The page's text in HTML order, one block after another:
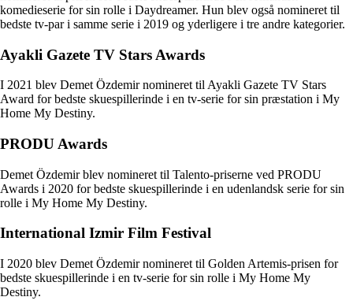
komedieserie for sin rolle i Daydreamer. Hun blev også nomineret til
bedste tv-par i samme serie i 2019 og yderligere i tre andre kategorier.
Ayakli Gazete TV Stars Awards
I 2021 blev Demet Özdemir nomineret til Ayakli Gazete TV Stars
Award for bedste skuespillerinde i en tv-serie for sin præstation i My
Home My Destiny.
PRODU Awards
Demet Özdemir blev nomineret til Talento-priserne ved PRODU
Awards i 2020 for bedste skuespillerinde i en udenlandsk serie for sin
rolle i My Home My Destiny.
International Izmir Film Festival
I 2020 blev Demet Özdemir nomineret til Golden Artemis-prisen for
bedste skuespillerinde i en tv-serie for sin rolle i My Home My
Destiny.